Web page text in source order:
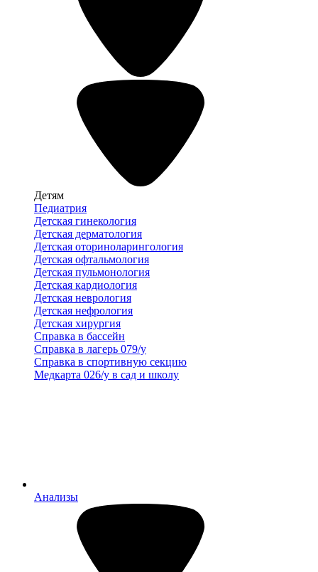
Детям
Педиатрия
Детская гинекология
Детская дерматология
Детская оториноларингология
Детская офтальмология
Детская пульмонология
Детская кардиология
Детская неврология
Детская нефрология
Детская хирургия
Справка в бассейн
Справка в лагерь 079/у
Справка в спортивную секцию
Медкарта 026/у в сад и школу
Анализы